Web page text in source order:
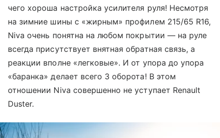
чего хороша настройка усилителя руля! Несмотря
на зимние шины с «жирным» профилем 215/65 R16,
Niva очень понятна на любом покрытии — на руле
всегда присутствует внятная обратная связь, а
реакции вполне «легковые». И от упора до упора
«баранка» делает всего 3 оборота! В этом
отношении Niva совершенно не уступает Renault
Duster.